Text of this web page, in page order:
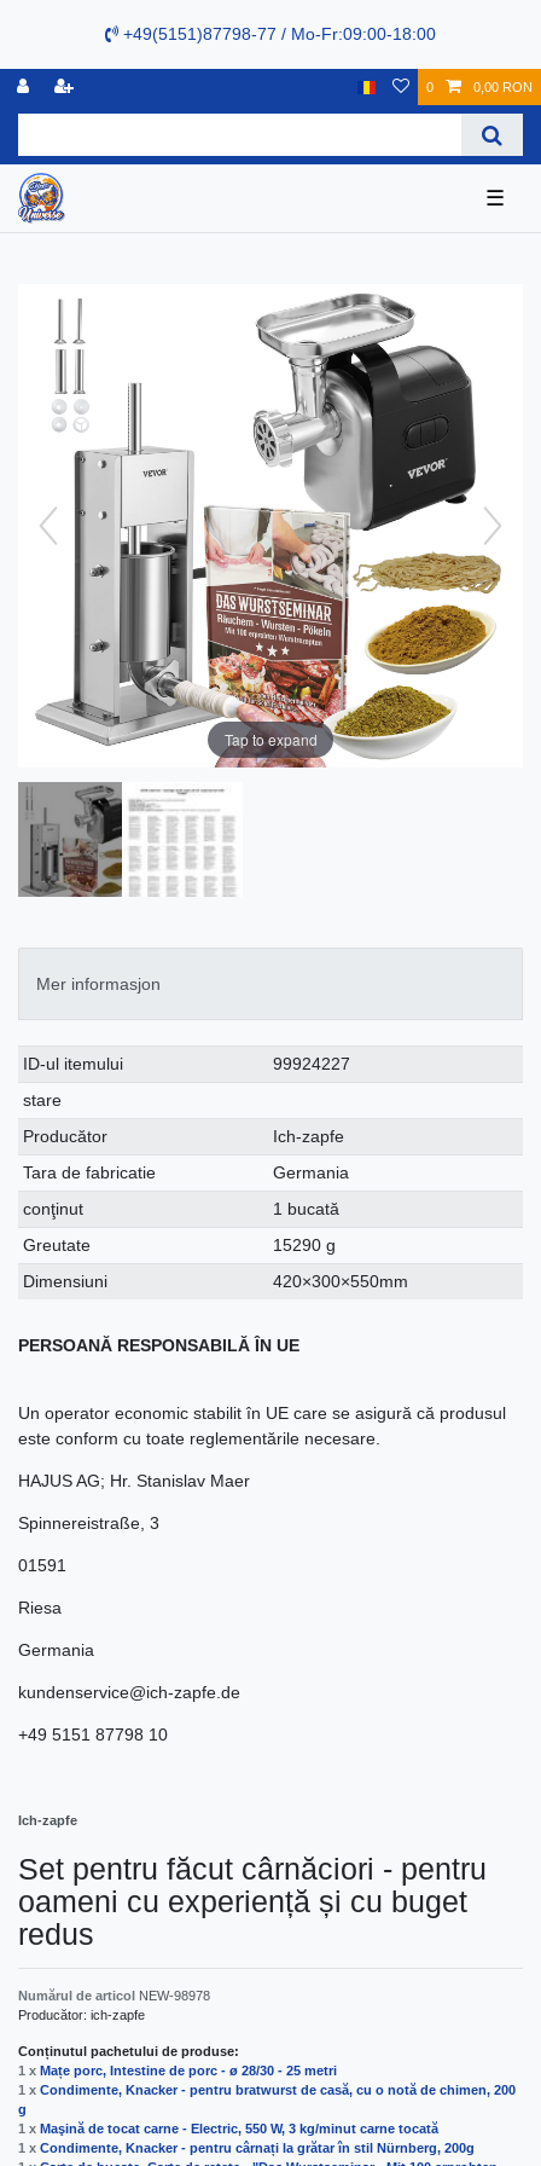
+49(5151)87798-77 / Mo-Fr:09:00-18:00
0 0,00 RON
☰
Tap to expand
Mer informasjon
Ceres::Template.singleItemTechnicalDataAttribute
Ceres::Template.singleItemTechnicalDataValue
ID-ul itemului
99924227
stare
Producător
Ich-zapfe
Tara de fabricatie
Germania
conţinut
1 bucată
Greutate
15290 g
Dimensiuni
420×300×550mm
PERSOANĂ RESPONSABILĂ ÎN UE
Un operator economic stabilit în UE care se asigură că produsul
este conform cu toate reglementările necesare.
HAJUS AG; Hr. Stanislav Maer
Spinnereistraße 3
01591
Riesa
Germania
kundenservice@ich-zapfe.de
+49 5151 87798 10
Ich-zapfe
Set pentru făcut cârnăciori - pentru
oameni cu experiență și cu buget
redus
Numărul de articol NEW-98978
Producător: ich-zapfe
Conținutul pachetului de produse:
1 x Mațe porc, Intestine de porc - ø 28/30 - 25 metri
1 x Condimente, Knacker - pentru bratwurst de casă, cu o notă de chimen, 200
g
1 x Maşină de tocat carne - Electric, 550 W, 3 kg/minut carne tocată
1 x Condimente, Knacker - pentru cârnați la grătar în stil Nürnberg, 200g